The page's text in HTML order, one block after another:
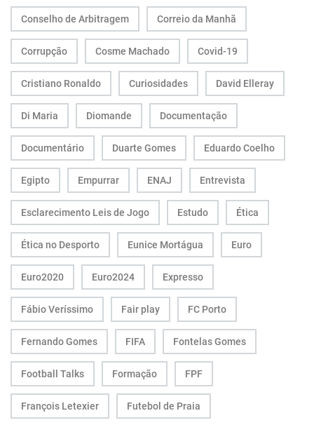
Conselho de Arbitragem Correio da Manhã
Corrupção Cosme Machado Covid-19
Cristiano Ronaldo Curiosidades David Elleray
Di Maria Diomande Documentação
Documentário Duarte Gomes Eduardo Coelho
Egipto Empurrar ENAJ Entrevista
Esclarecimento Leis de Jogo Estudo Ética
Ética no Desporto Eunice Mortágua Euro
Euro2020 Euro2024 Expresso
Fábio Veríssimo Fair play FC Porto
Fernando Gomes FIFA Fontelas Gomes
Football Talks Formação FPF
François Letexier Futebol de Praia